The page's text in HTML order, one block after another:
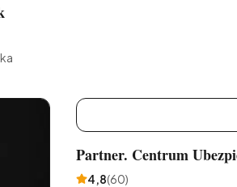
Partner. Centrum
4,8(60)